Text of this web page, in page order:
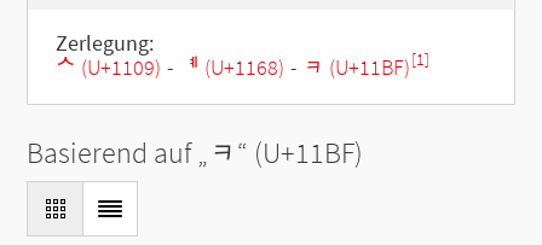
Zerlegung:
ᄉ (U+1109) - ᅨ (U+1168) - ᆿ (U+11BF)[1]
Basierend auf „ᆿ“ (U+11BF)